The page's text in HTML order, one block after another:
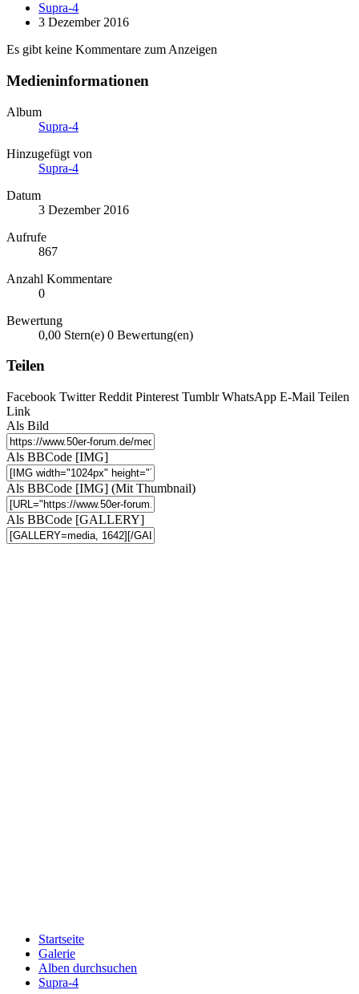
Supra-4
3 Dezember 2016
Es gibt keine Kommentare zum Anzeigen
Medieninformationen
Album
Supra-4
Hinzugefügt von
Supra-4
Datum
3 Dezember 2016
Aufrufe
867
Anzahl Kommentare
0
Bewertung
0,00 Stern(e) 0 Bewertung(en)
Teilen
Facebook Twitter Reddit Pinterest Tumblr WhatsApp E-Mail Teilen
Link
Als Bild
Als BBCode [IMG]
Als BBCode [IMG] (Mit Thumbnail)
Als BBCode [GALLERY]
Startseite
Galerie
Alben durchsuchen
Supra-4